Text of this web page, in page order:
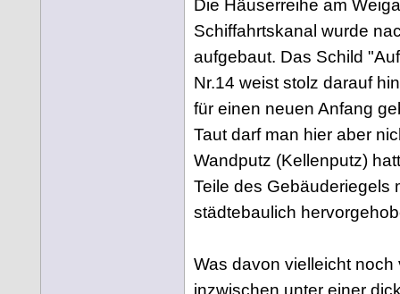
Die Häuserreihe am
Schiffahrtskanal wurde
aufgebaut. Das Schild
Nr.14 weist stolz darauf
für einen neuen Anfang
Taut darf man hier aber
Wandputz (Kellenputz)
Teile des Gebäuderiegels
städtebaulich
Was davon vielleicht
inzwischen unter einer